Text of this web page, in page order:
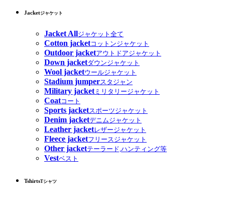
Jacketジャケット
Jacket Allジャケット全て
Cotton jacketコットンジャケット
Outdoor jacketアウトドアジャケット
Down jacketダウンジャケット
Wool jacketウールジャケット
Stadium jumperスタジャン
Military jacketミリタリージャケット
Coatコート
Sports jacketスポーツジャケット
Denim jacketデニムジャケット
Leather jacketレザージャケット
Fleece jacketフリースジャケット
Other jacketテーラード,ハンティング等
Vestベスト
TshirtsTシャツ